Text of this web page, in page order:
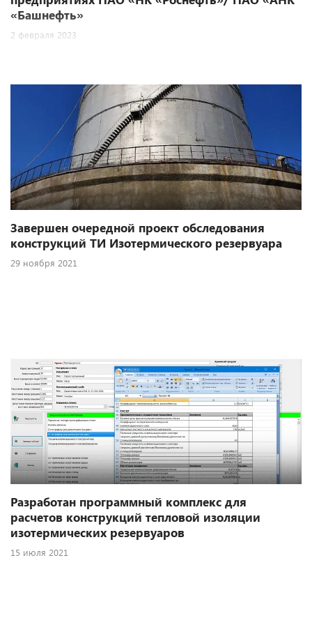
«Башнефть»
2 февраля 2023
Завершен очередной проект обследования
конструкций ТИ Изотермического резервуара
29 ноября 2021
Разработан программный комплекс для
расчетов конструкций тепловой изоляции
изотермических резервуаров
15 июля 2021